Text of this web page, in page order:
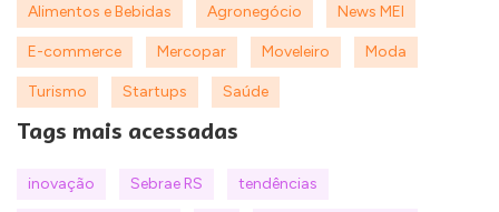
Alimentos e Bebidas Agronegócio News MEI
E-commerce Mercopar Moveleiro Moda
Turismo Startups Saúde
Tags mais acessadas
inovação Sebrae RS tendências